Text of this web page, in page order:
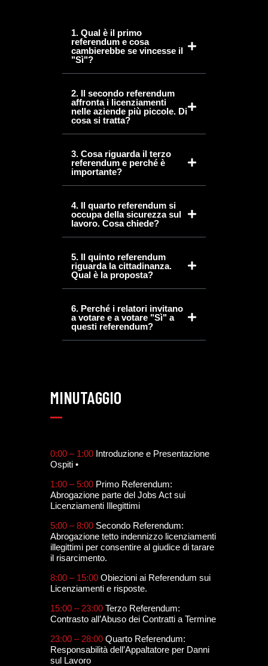
1. Qual è il primo
referendum e cosa
cambierebbe se vincesse il
"Sì"?
2. Il secondo referendum
affronta i licenziamenti
nelle aziende più piccole. Di
cosa si tratta?
3. Cosa riguarda il terzo
referendum e perché è
importante?
4. Il quarto referendum si
occupa della sicurezza sul
lavoro. Cosa chiede?
5. Il quinto referendum
riguarda la cittadinanza.
Qual è la proposta?
6. Perché i relatori invitano
a votare e a votare "Sì" a
questi referendum?
MINUTAGGIO
0:00 – 1:00 Introduzione e Presentazione
Ospiti •
1:00 – 5:00 Primo Referendum:
Abrogazione parte del Jobs Act sui
Licenziamenti Illegittimi
5:00 – 8:00 Secondo Referendum:
Abrogazione tetto indennizzo licenziamenti
illegittimi per consentire al giudice di tarare
il risarcimento.
8:00 – 15:00 Obiezioni ai Referendum sui
Licenziamenti e risposte.
15:00 – 23:00 Terzo Referendum:
Contrasto all’Abuso dei Contratti a Termine
23:00 – 28:00 Quarto Referendum:
Responsabilità dell’Appaltatore per Danni
sul Lavoro